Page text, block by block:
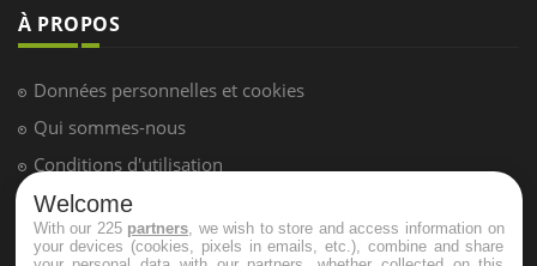
À PROPOS
Données personnelles et cookies
Qui sommes-nous
Conditions d'utilisation
Plan du site
Mentions Légales
Welcome
With our 225 partners , we wish to store and access information on
your devices (cookies, pixels in emails, etc.), combine and share